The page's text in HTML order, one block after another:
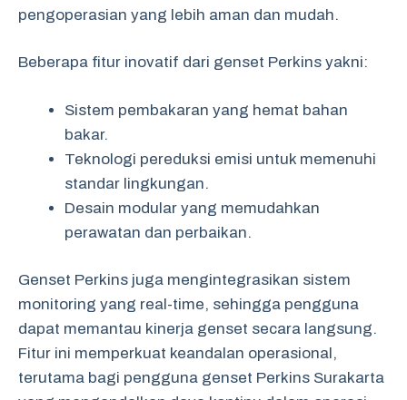
pengoperasian yang lebih aman dan mudah.
Beberapa fitur inovatif dari genset Perkins yakni:
Sistem pembakaran yang hemat bahan
bakar.
Teknologi pereduksi emisi untuk memenuhi
standar lingkungan.
Desain modular yang memudahkan
perawatan dan perbaikan.
Genset Perkins juga mengintegrasikan sistem
monitoring yang real-time, sehingga pengguna
dapat memantau kinerja genset secara langsung.
Fitur ini memperkuat keandalan operasional,
terutama bagi pengguna genset Perkins Surakarta